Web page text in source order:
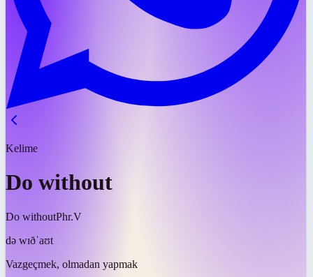
Kelime
Do without
Do withoutPhr.V
də wɪðˈaʊt
Vazgeçmek, olmadan yapmak